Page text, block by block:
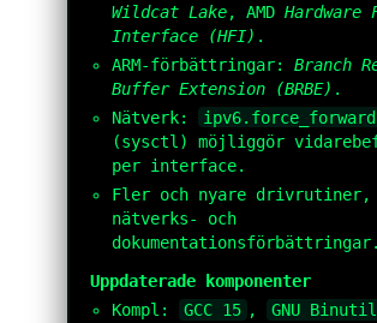
Wildcat Lake, AMD Hardware
Interface (HFI) .
ARM-förbättringar: Branch
Buffer Extension (BRBE) .
Nätverk:
(sysctl) möjliggör
per interface.
Fler och nyare drivrutiner,
nätverks- och
dokumentationsförbättringar.
Uppdaterade komponenter
Kompl:
GCC 15 ,
GNU